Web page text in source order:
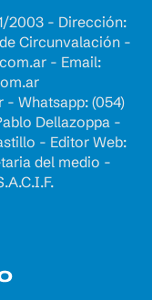
2003 - Dirección:
Circunvalación -
- Email:
- Whatsapp: (054)
Dellazoppa -
- Editor Web:
del medio -